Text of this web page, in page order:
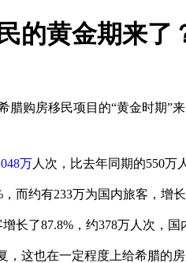
的黄金期来了
腊购房移民项目的“黄金时期”来
万人次，比去年同期的550万
而约有233万为国内旅客，增长
了87.8%，约378万人次，国
这也在一定程度上给希腊的房